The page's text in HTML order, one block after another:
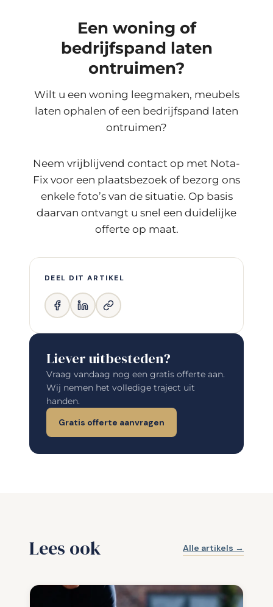
Een woning of
bedrijfspand laten
ontruimen?
Wilt u een woning leegmaken, meubels
laten ophalen of een bedrijfspand laten
ontruimen?
Neem vrijblijvend contact op met Nota-
Fix voor een plaatsbezoek of bezorg ons
enkele foto’s van de situatie. Op basis
daarvan ontvangt u snel een duidelijke
offerte op maat.
DEEL DIT ARTIKEL
Liever uitbesteden?
Vraag vandaag nog een gratis offerte aan.
Wij nemen het volledige traject uit
handen.
Gratis offerte aanvragen
Lees ook Alle artikels →